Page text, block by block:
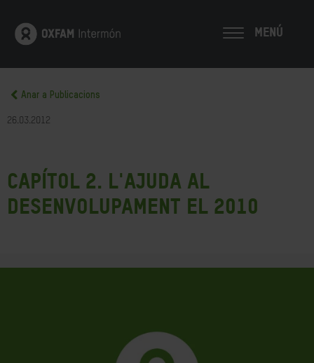
MENÚ
Anar a Publicacions
26.03.2012
Capítol 2. L'ajuda al
desenvolupament el 2010